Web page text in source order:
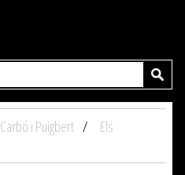
Carbó i Puigbert
Els